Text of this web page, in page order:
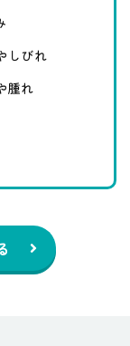
しびれ
腫れ